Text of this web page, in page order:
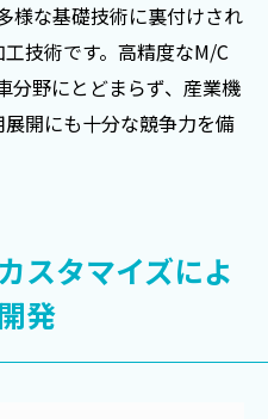
様な基礎技術に裏付けされ
技術です。高精度なM/C
分野にとどまらず、産業機
開にも十分な競争力を備
スタマイズによ
発